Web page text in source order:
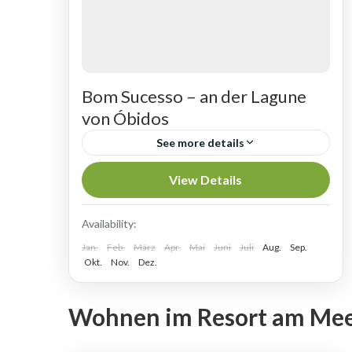
Bom Sucesso – an der Lagune
von Óbidos
See more details
KILOMETERLANGE SANDSTRÄNDE
- ANSPRUCHSVOLLES GOLF Bom
Sucesso, was frei übersetzt „Viel
Erfolg“ bedeutet, stammt aus der Zeit,
GOLFREISEN NACH PORTUGAL
View Details
Availability:
Jan. Feb. März Apr. Mai Juni Juli Aug.
Sep.
Okt.
Nov. Dez.
Wohnen im Resort am